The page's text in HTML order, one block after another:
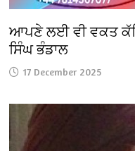
ਆਪਣੇ ਲਈ ਵੀ ਵਕਤ
ਸਿੰਘ ਭੰਡਾਲ
17 December 2025